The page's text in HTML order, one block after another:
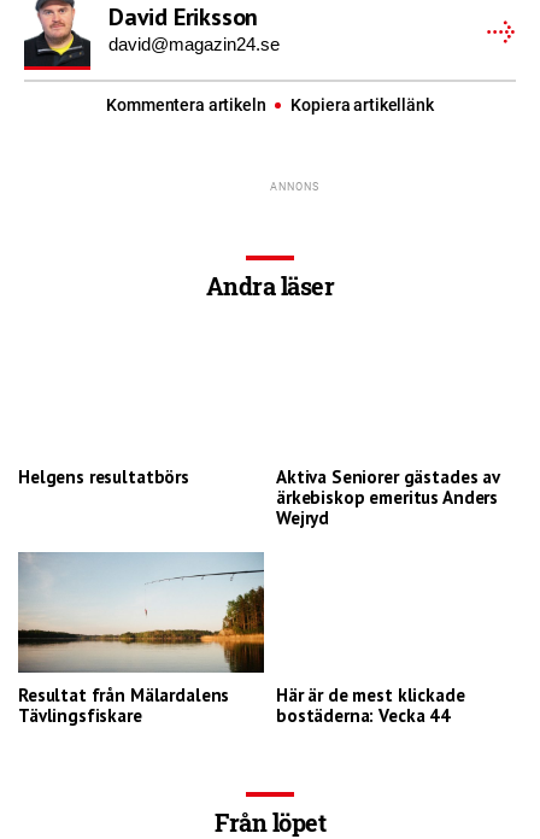
David Eriksson
david@magazin24.se
Kommentera artikeln Kopiera artikellänk
Andra läser
Helgens resultatbörs
Aktiva Seniorer gästades av
ärkebiskop emeritus Anders
Wejryd
Resultat från Mälardalens
Tävlingsfiskare
Här är de mest klickade
bostäderna: Vecka 44
Från löpet